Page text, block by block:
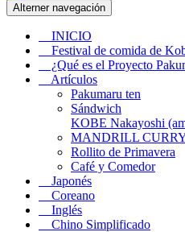
Alterner navegación
INICIO
Festival de comida de
¿Qué es el Proyecto
Artículos
Pakumaru ten
Sándwich
KOBE Nakayoshi
MANDRILL
Rollito de Primavera
Café y Comedor
Japonés
Coreano
Inglés
Chino Simplificado